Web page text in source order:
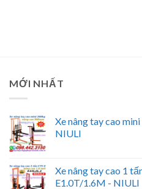
MỚI NHẤT
Xe nâng tay cao
NIULI
Xe nâng tay cao 1
E1.0T/1.6M - NIULI